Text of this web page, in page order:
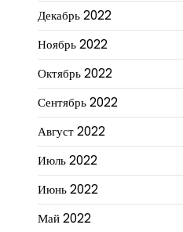
Декабрь 2022
Ноябрь 2022
Октябрь 2022
Сентябрь 2022
Август 2022
Июль 2022
Июнь 2022
Май 2022